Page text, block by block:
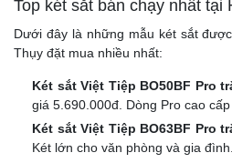
Top két sắt bán chạy nhất tại
Dưới đây là những mẫu két sắt
Thụy đặt mua nhiều nhất:
Két sắt Việt Tiệp BO50BF Pro
giá 5.690.000đ. Dòng Pro cao cấp
Két sắt Việt Tiệp BO63BF Pro
Két lớn cho văn phòng và gia đình.